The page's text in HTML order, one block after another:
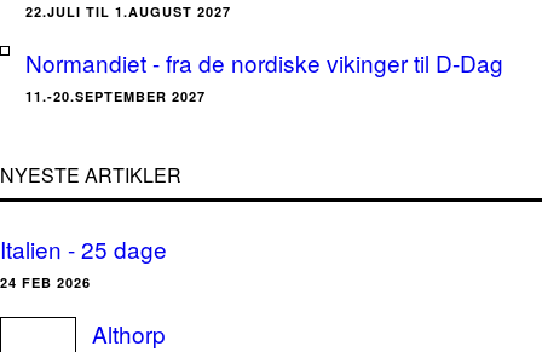
22.JULI TIL 1.AUGUST 2027
Normandiet - fra de nordiske vikinger til D-Dag
11.-20.SEPTEMBER 2027
NYESTE ARTIKLER
Italien - 25 dage
24 FEB 2026
Althorp